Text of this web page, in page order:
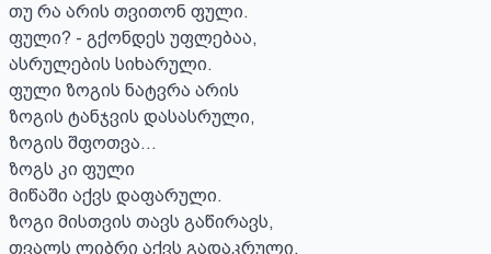
თუ რა არის თვითონ ფული.
ფული? - გქონდეს უფლებაა,
ასრულების სიხარული.
ფული ზოგის ნატვრა არის
ზოგის ტანჯვის დასასრული,
ზოგის შფოთვა...
ზოგს კი ფული
მიწაში აქვს დაფარული.
ზოგი მისთვის თავს გაწირავს,
თვალს ლიბრი აქვს გადაკრული,